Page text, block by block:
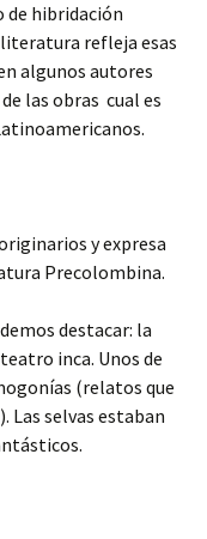
de hibridación
refleja esas
algunos autores
las obras cual es
y expresa
Precolombina.
destacar: la
inca. Unos de
(relatos que
Las selvas estaban